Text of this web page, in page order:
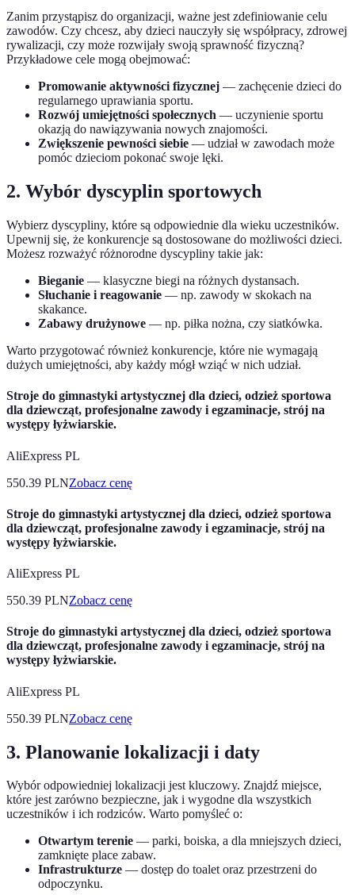
Zanim przystąpisz do organizacji, ważne jest zdefiniowanie celu
zawodów. Czy chcesz, aby dzieci nauczyły się współpracy, zdrowej
rywalizacji, czy może rozwijały swoją sprawność fizyczną?
Przykładowe cele mogą obejmować:
Promowanie aktywności fizycznej — zachęcenie dzieci do
regularnego uprawiania sportu.
Rozwój umiejętności społecznych — uczynienie sportu
okazją do nawiązywania nowych znajomości.
Zwiększenie pewności siebie — udział w zawodach może
pomóc dzieciom pokonać swoje lęki.
2. Wybór dyscyplin sportowych
Wybierz dyscypliny, które są odpowiednie dla wieku uczestników.
Upewnij się, że konkurencje są dostosowane do możliwości dzieci.
Możesz rozważyć różnorodne dyscypliny takie jak:
Bieganie — klasyczne biegi na różnych dystansach.
Słuchanie i reagowanie — np. zawody w skokach na
skakance.
Zabawy drużynowe — np. piłka nożna, czy siatkówka.
Warto przygotować również konkurencje, które nie wymagają
dużych umiejętności, aby każdy mógł wziąć w nich udział.
Stroje do gimnastyki artystycznej dla dzieci, odzież sportowa
dla dziewcząt, profesjonalne zawody i egzaminacje, strój na
występy łyżwiarskie.
AliExpress PL
550.39 PLNZobacz cenę
Stroje do gimnastyki artystycznej dla dzieci, odzież sportowa
dla dziewcząt, profesjonalne zawody i egzaminacje, strój na
występy łyżwiarskie.
AliExpress PL
550.39 PLNZobacz cenę
Stroje do gimnastyki artystycznej dla dzieci, odzież sportowa
dla dziewcząt, profesjonalne zawody i egzaminacje, strój na
występy łyżwiarskie.
AliExpress PL
550.39 PLNZobacz cenę
3. Planowanie lokalizacji i daty
Wybór odpowiedniej lokalizacji jest kluczowy. Znajdź miejsce,
które jest zarówno bezpieczne, jak i wygodne dla wszystkich
uczestników i ich rodziców. Warto pomyśleć o:
Otwartym terenie — parki, boiska, a dla mniejszych dzieci,
zamknięte place zabaw.
Infrastrukturze — dostęp do toalet oraz przestrzeni do
odpoczynku.